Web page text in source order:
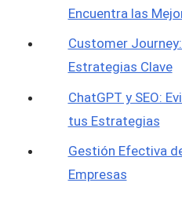
Encuentra las
Customer
Estrategias Clave
ChatGPT y SEO:
tus Estrategias
Gestión Efectiva
Empresas